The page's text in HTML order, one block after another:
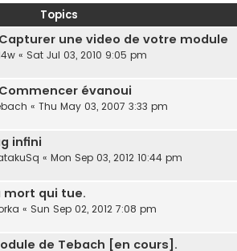
Topics
Capturer une video de votre module
« Sat Jul 03, 2010 9:05 pm
Commencer évanoui
« Thu May 03, 2007 3:33 pm
infini
« Mon Sep 03, 2012 10:44 pm
mort qui tue.
« Sun Sep 02, 2012 7:08 pm
de Tebach [en cours].